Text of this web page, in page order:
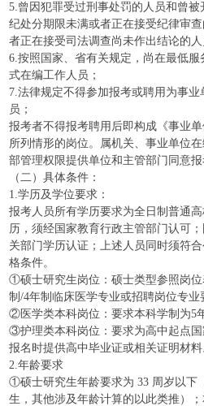
5.曾因犯罪受过刑事处罚的人员和曾
纪处分期限未满或者正在接受纪律审
者正在接受司法调查尚未作出结论的人
6.按照国家、省有关规定，尚在最低
式在编工作人员；
7.法律规定不得参加报考或聘用为事
员；
报考者不得报考聘用后即构成《事业
所列情形的岗位。属机关、事业单位
部管理权限提供单位和主管部门同意报
（二）具体条件：
1.学历及学位要求：
报考人员所有学历要求为全日制普通
历，须经国家教育行政主管部门认可
关部门学历认证；上述人员同时须符
格条件。
①硕士研究生岗位：硕士类型参照岗
制/4年制临床医学专业或招聘岗位专业
②医学类本科岗位：要求本科学制为5
③护理类本科岗位：要求为高中起点国
报名时提供高中毕业证或相关证明材料
2.年龄要求
①硕士研究生年龄要求为 33 周岁以下
生，其他涉及年龄计算的以此类推）